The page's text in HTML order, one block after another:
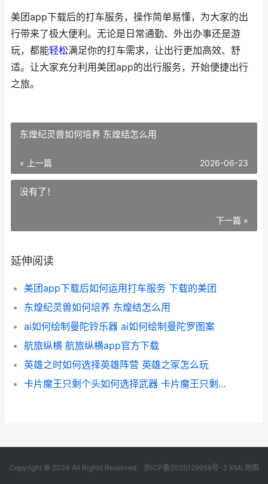
美团app下载后的打车服务，操作简单易懂，为大家的出
行带来了极大便利。无论是日常通勤、外出办事还是游
玩，都能轻松满足你的打车需求，让出行更加高效、舒
适。让大家充分利用美团app的出行服务，开始便捷出行
之旅。
东煌纪灵兽如何培养 东煌结怎么用
« 上一篇 2026-06-23
没有了！
下一篇 »
延伸阅读
美团app下载后如何运用打车服务 下载的美团
东煌纪灵兽如何培养 东煌结怎么用
ai如何绘制曼陀铃乐器 ai如何绘制曼陀罗图案
航旅纵横 航旅纵横app官方下载
英雄之时如何选择英雄阵营 英雄之冢怎么玩
卡片魔王只剩个头如何选择武器 卡片魔王只剩个头鱼尾坦
Copyright © 2024 All Rights Reserved. 京ICP备2025129959号-3 XML地图